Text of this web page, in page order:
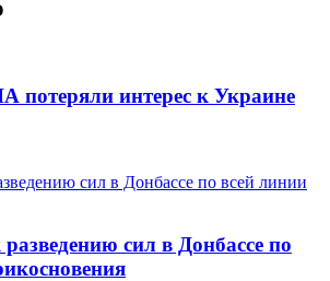
потеряли интерес к Украине
сил в Донбассе по